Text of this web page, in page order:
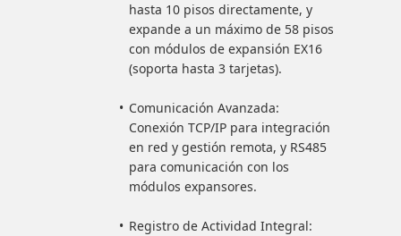
hasta 10 pisos directamente, y
expande a un máximo de 58 pisos
con módulos de expansión EX16
(soporta hasta 3 tarjetas).
Comunicación Avanzada:
Conexión TCP/IP para integración
en red y gestión remota, y RS485
para comunicación con los
módulos expansores.
Registro de Actividad Integral: